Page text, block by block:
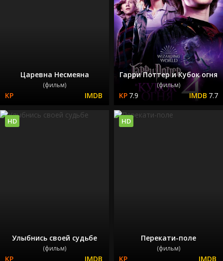
Царевна Несмеяна
(фильм)
Гарри Поттер и Кубок огня
(фильм)
7.9 7.7
Улыбнись своей судьбе
(фильм)
HD
Перекати-поле
(фильм)
HD